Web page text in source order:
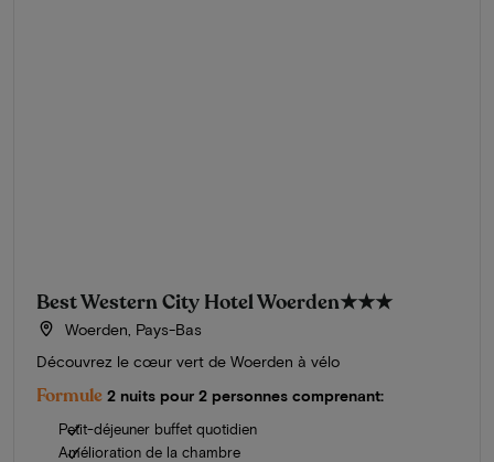
Best Western City Hotel Woerden★★★
Woerden, Pays-Bas
Découvrez le cœur vert de Woerden à vélo
Formule 2 nuits pour 2 personnes comprenant:
Petit-déjeuner buffet quotidien
Amélioration de la chambre